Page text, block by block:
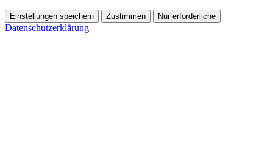
Einstellungen speichern Zustimmen Nur erforderliche
Datenschutzerklärung